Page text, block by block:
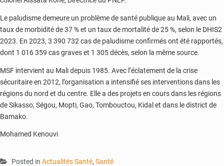
Le paludisme demeure un problème de santé publique au Mali, avec un
taux de morbidité de 37 % et un taux de mortalité de 25 %, selon le DHIS2
2023. En 2023, 3 390 732 cas de paludisme confirmés ont été rapportés,
dont 1 016 359 cas graves et 1 305 décès, selon la même source.
MSF intervient au Mali depuis 1985. Avec l’éclatement de la crise
sécuritaire en 2012, l’organisation a intensifié ses interventions dans les
régions du nord et du centre. Elle a des projets en cours dans les régions
de Sikasso, Ségou, Mopti, Gao, Tombouctou, Kidal et dans le district de
Bamako.
Mohamed Kenouvi
Posted in Actualités Santé, Santé